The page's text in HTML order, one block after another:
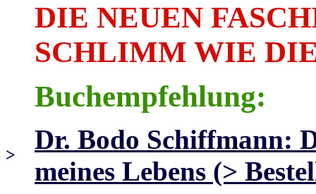
DIE NEUEN
SCHLIMM WIE
Buchempfehlung:
>
Dr. Bodo Schiffmann:
meines Lebens (>